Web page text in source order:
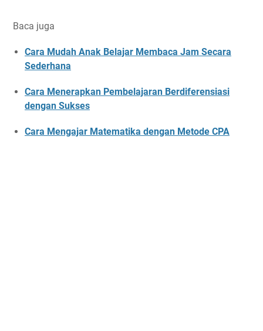
Baca juga
Cara Mudah Anak Belajar Membaca Jam Secara
Sederhana
Cara Menerapkan Pembelajaran Berdiferensiasi
dengan Sukses
Cara Mengajar Matematika dengan Metode CPA